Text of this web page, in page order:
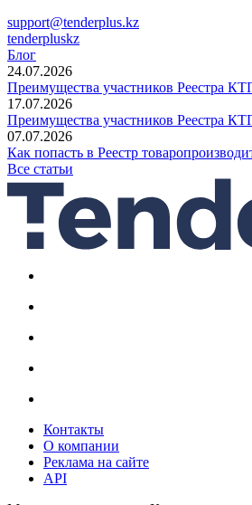
support@tenderplus.kz
tenderpluskz
Блог
24.07.2026
Преимущества участников Реестра
17.07.2026
Преимущества участников Реестра
07.07.2026
Как попасть в Реестр
Все статьи
Контакты
О компании
Реклама на сайте
API